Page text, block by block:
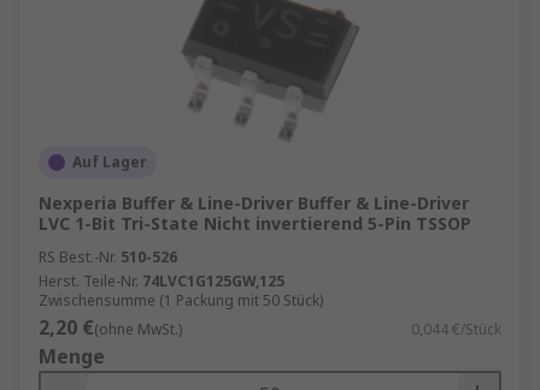
Auf Lager
Nexperia Buffer & Line-Driver Buffer & Line-Driver
LVC 1-Bit Tri-State Nicht invertierend 5-Pin TSSOP
RS Best.-Nr. 510-526
Herst. Teile-Nr. 74LVC1G125GW,125
Zwischensumme (1 Packung mit 50 Stück)
2,20 €(ohne MwSt.) 0,044 €/Stück
Menge